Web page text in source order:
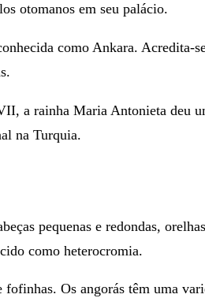
otomanos em seu palácio.
como Ankara. Acredita-
a rainha Maria Antonieta deu
na Turquia.
pequenas e redondas,
como heterocromia.
Os angorás têm uma